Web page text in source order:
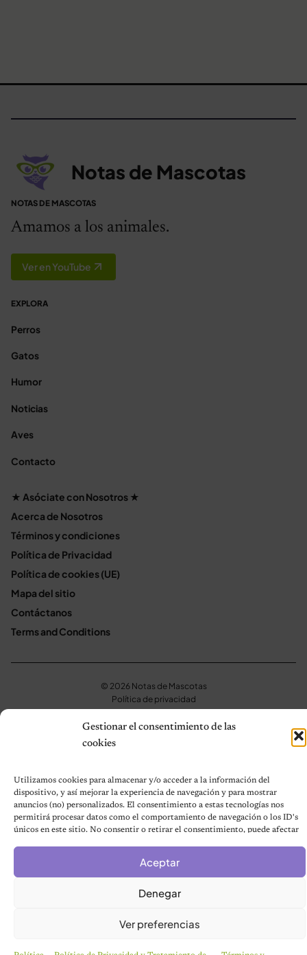
Gestionar el consentimiento de las
cookies
Utilizamos cookies para almacenar y/o acceder a la información del
dispositivo, y así mejorar la experiencia de navegación y para mostrar
anuncios (no) personalizados. El consentimiento a estas tecnologías nos
permitirá procesar datos como el comportamiento de navegación o los ID's
únicos en este sitio. No consentir o retirar el consentimiento, puede afectar
Aceptar
Denegar
Ver preferencias
Notas de Mascotas
NOTAS DE MASCOTAS
Amamos a los animales.
Ver en YouTube
EXPLORA
Perros
Gatos
Humor
Noticias
Aves
Contacto
★ Asóciate con Nosotros ★
Acerca de Nosotros
Términos y condiciones
Política de Privacidad
Política de cookies (UE)
Mapa del sitio
Contáctanos
Terms and Conditions
© 2026 Notas de Mascotas
Política de privacidad